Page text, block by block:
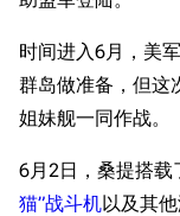
时间进入6月，美
群岛做准备，但这
姐妹舰一同作战。
6月2日，桑提搭载
猫”战斗机以及其